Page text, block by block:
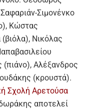
Σιμονένκο
Κώστας
(βιόλα), Νικόλας
Αλέξανδρος
(κρουστά).
Σχολή Αρετούσα
αποτελεί